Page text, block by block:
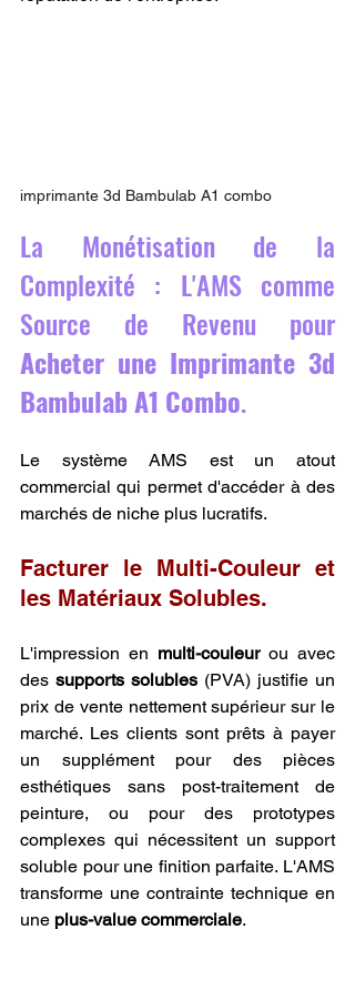
imprimante 3d Bambulab A1 combo
La Monétisation de la
Complexité : L'AMS comme
Acheter une Imprimante 3d
Bambulab A1 Combo.
Le système AMS est un atout
commercial qui permet d'accéder à des
marchés de niche plus lucratifs.
Facturer le Multi-Couleur et
les Matériaux Solubles.
L'impression en multi-couleur ou avec
des supports solubles (PVA) justifie un
prix de vente nettement supérieur sur le
marché. Les clients sont prêts à payer
un supplément pour des pièces
esthétiques sans post-traitement de
peinture, ou pour des prototypes
complexes qui nécessitent un support
soluble pour une finition parfaite. L'AMS
transforme une contrainte technique en
une plus-value commerciale.